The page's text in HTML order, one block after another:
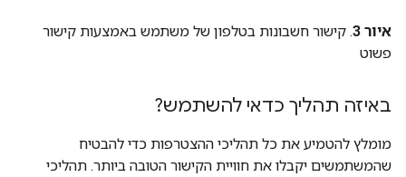
איור 3
. קישור חשבונות בטלפון של משתמש באמצעות קישור
פשוט
באיזה תהליך כדאי להשתמש?
מומלץ להטמיע את כל תהליכי ההצטרפות כדי להבטיח
שהמשתמשים יקבלו את חוויית הקישור הטובה ביותר. תהליכי